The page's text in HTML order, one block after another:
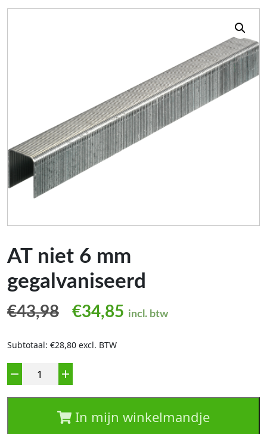
AT niet 6 mm
gegalvaniseerd
€43,98 Oorspronkelijke prijs was:
€34,85 Huidige prijs is:
incl. btw
Subtotaal: €28,80 excl. BTW
Aantal
In mijn winkelmandje